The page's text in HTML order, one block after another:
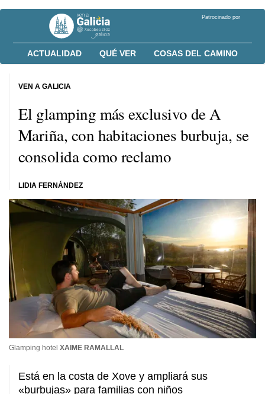
Patrocinado por
ACTUALIDAD QUÉ VER COSAS DEL CAMINO
El glamping más exclusivo de A
Mariña, con habitaciones burbuja, se
consolida como reclamo
LIDIA FERNÁNDEZ
VEN A GALICIA
Glamping hotel XAIME RAMALLAL
Está en la costa de Xove y ampliará sus
«burbujas» para familias con niños